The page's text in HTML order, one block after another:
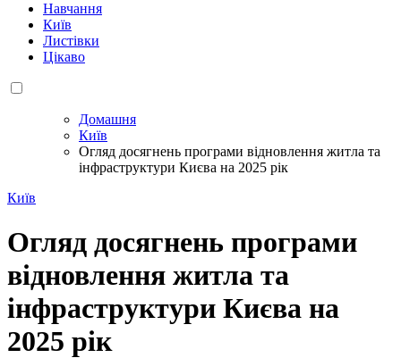
Навчання
Київ
Листівки
Цікаво
Домашня
Київ
Огляд досягнень програми відновлення житла та
інфраструктури Києва на 2025 рік
Київ
Огляд досягнень програми
відновлення житла та
інфраструктури Києва на
2025 рік